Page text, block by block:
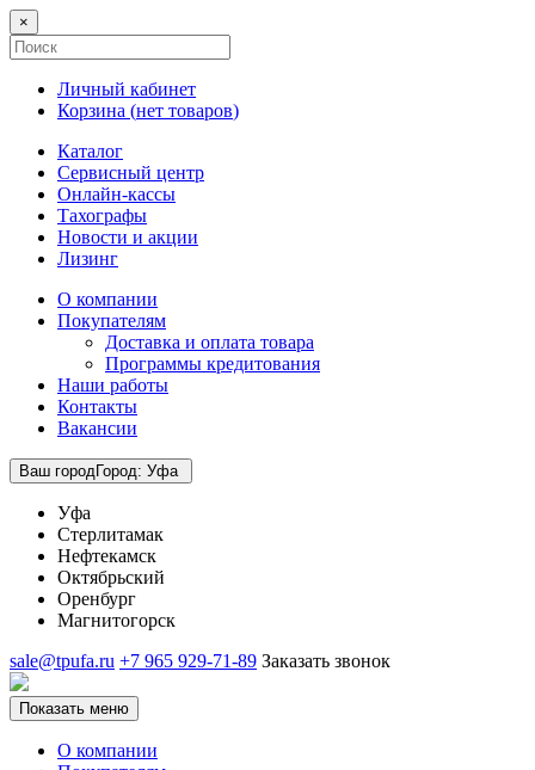
×
Личный кабинет
Корзина (нет товаров)
Каталог
Сервисный центр
Онлайн-кассы
Тахографы
Новости и акции
Лизинг
О компании
Покупателям
Доставка и оплата товара
Программы кредитования
Наши работы
Контакты
Вакансии
Ваш городГород: Уфа
Уфа
Стерлитамак
Нефтекамск
Октябрьский
Оренбург
Магнитогорск
sale@tpufa.ru +7 965 929-71-89 Заказать звонок
Показать меню
О компании